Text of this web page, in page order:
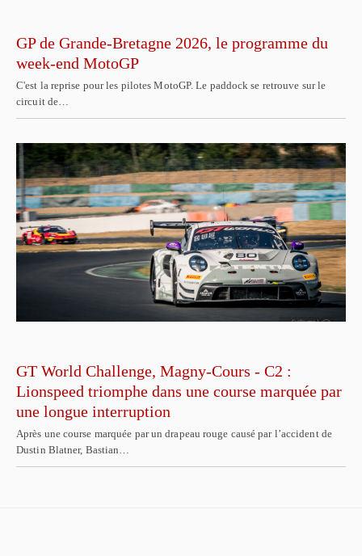
GP de Grande-Bretagne 2026, le programme du
week-end MotoGP
C'est la reprise pour les pilotes MotoGP. Le paddock se retrouve sur le
circuit de…
GT World Challenge, Magny-Cours - C2 :
Lionspeed triomphe dans une course marquée par
une longue interruption
Après une course marquée par un drapeau rouge causé par l’accident de
Dustin Blatner, Bastian…